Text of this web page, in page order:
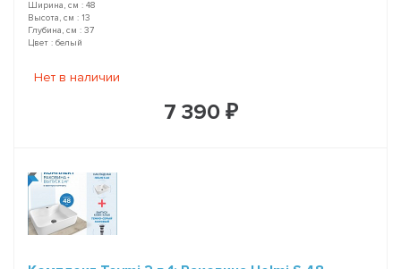
Ширина, см : 48
Высота, см : 13
Глубина, см : 37
Цвет : белый
Нет в наличии
7 390 ₽